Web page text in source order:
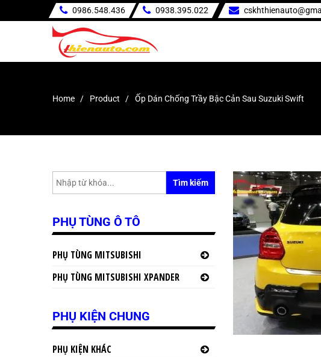
0986.548.436 0938.395.022
Home Product Ốp Dán Chống Trầy Bậc Cản Sau Suzuki Swift
Tìm kiếm
PHỤ TÙNG Ô TÔ
PHỤ TÙNG MITSUBISHI
PHỤ TÙNG MITSUBISHI XPANDER
PHỤ KIỆN CHUNG
PHỤ KIỆN KHÁC